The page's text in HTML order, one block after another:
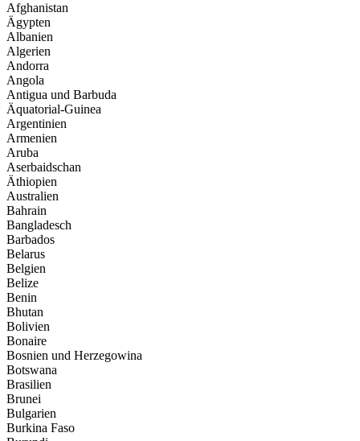
Afghanistan
Ägypten
Albanien
Algerien
Andorra
Angola
Antigua und Barbuda
Äquatorial-Guinea
Argentinien
Armenien
Aruba
Aserbaidschan
Äthiopien
Australien
Bahrain
Bangladesch
Barbados
Belarus
Belgien
Belize
Benin
Bhutan
Bolivien
Bonaire
Bosnien und Herzegowina
Botswana
Brasilien
Brunei
Bulgarien
Burkina Faso